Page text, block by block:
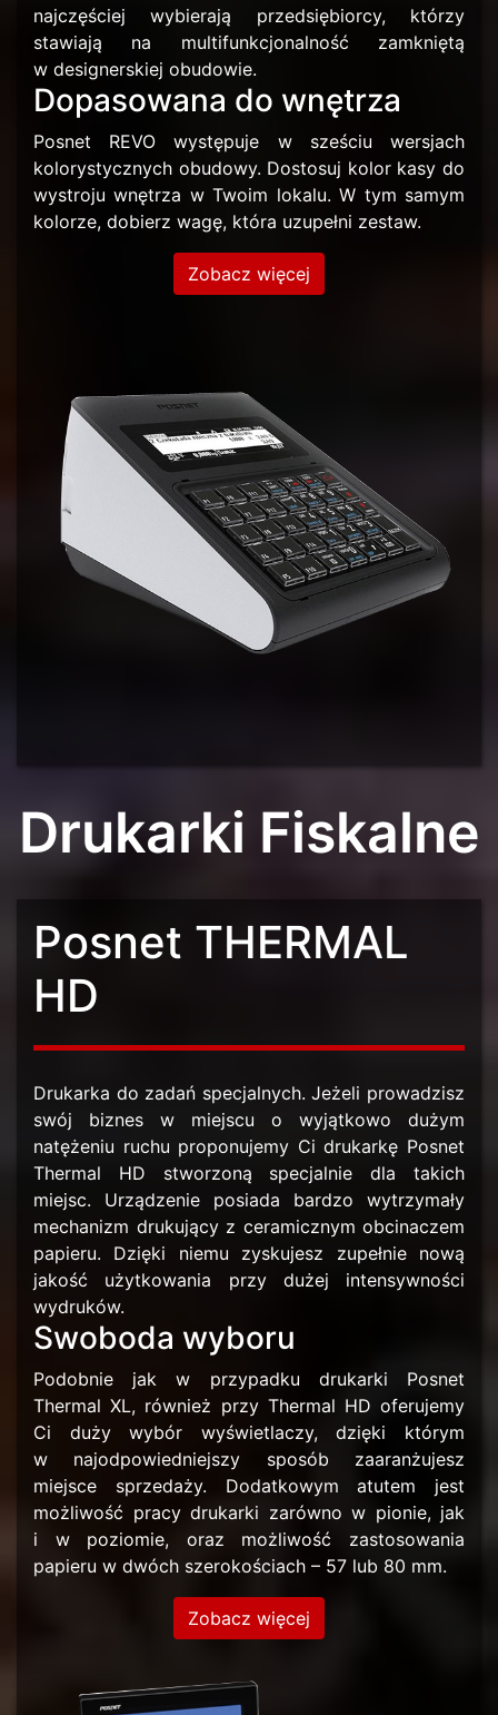
najczęściej wybierają przedsiębiorcy, którzy
stawiają na multifunkcjonalność zamkniętą
w designerskiej obudowie.
Dopasowana do wnętrza
Posnet REVO występuje w sześciu wersjach
kolorystycznych obudowy. Dostosuj kolor kasy do
wystroju wnętrza w Twoim lokalu. W tym samym
kolorze, dobierz wagę, która uzupełni zestaw.
Zobacz więcej
Drukarki Fiskalne
Posnet THERMAL
HD
Drukarka do zadań specjalnych. Jeżeli prowadzisz
swój biznes w miejscu o wyjątkowo dużym
natężeniu ruchu proponujemy Ci drukarkę Posnet
Thermal HD stworzoną specjalnie dla takich
miejsc. Urządzenie posiada bardzo wytrzymały
mechanizm drukujący z ceramicznym obcinaczem
papieru. Dzięki niemu zyskujesz zupełnie nową
jakość użytkowania przy dużej intensywności
wydruków.
Swoboda wyboru
Podobnie jak w przypadku drukarki Posnet
Thermal XL, również przy Thermal HD oferujemy
Ci duży wybór wyświetlaczy, dzięki którym
w najodpowiedniejszy sposób zaaranżujesz
miejsce sprzedaży. Dodatkowym atutem jest
możliwość pracy drukarki zarówno w pionie, jak
i w poziomie, oraz możliwość zastosowania
papieru w dwóch szerokościach – 57 lub 80 mm.
Zobacz więcej